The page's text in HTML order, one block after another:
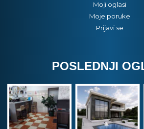
Moji oglasi
Moje poruke
Prijavi se
POSLEDNJI